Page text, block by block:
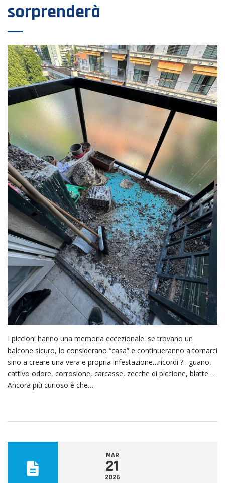
sorprenderà
I piccioni hanno una memoria eccezionale: se trovano un
balcone sicuro, lo considerano “casa” e continueranno a tornarci
sino a creare una vera e propria infestazione…ricordi ?…guano,
cattivo odore, corrosione, carcasse, zecche di piccione, blatte…
Ancora più curioso è che…
MAR
21
2026